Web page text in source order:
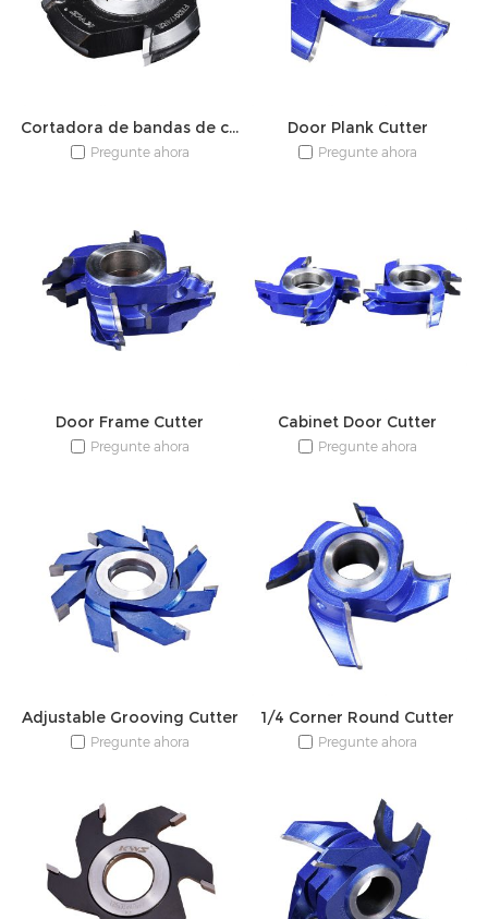
Cortadora de bandas de cantos
Pregunte ahora
Door Plank Cutter
Pregunte ahora
Door Frame Cutter
Pregunte ahora
Cabinet Door Cutter
Pregunte ahora
Adjustable Grooving Cutter
Pregunte ahora
1/4 Corner Round Cutter
Pregunte ahora